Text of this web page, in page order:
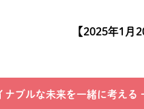
【2025年1月
ナブルな未来を一緒に考える